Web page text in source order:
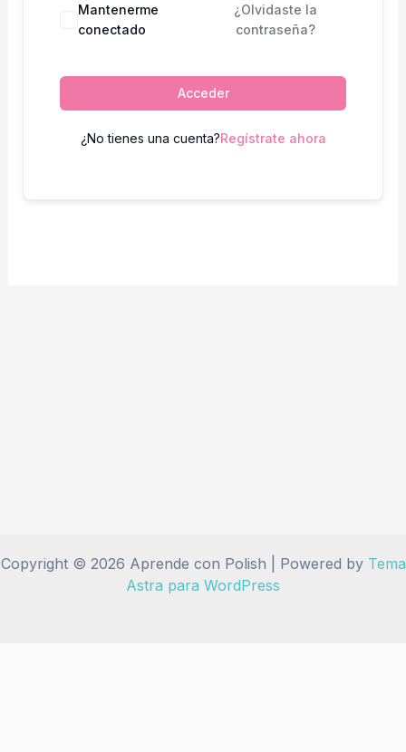
Mantenerme
conectado
¿Olvidaste la
contraseña?
Acceder
¿No tienes una cuenta?Regístrate ahora
Copyright © 2026 Aprende con Polish | Powered by Tema
Astra para WordPress